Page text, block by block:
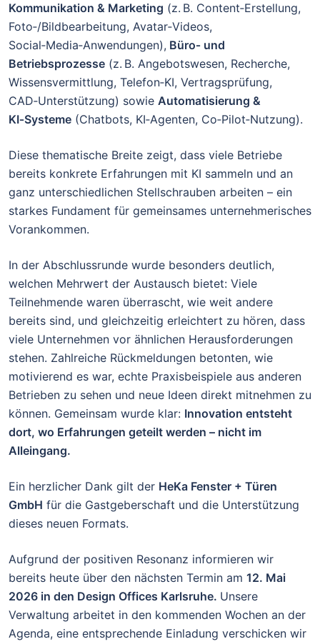
Kommunikation & Marketing (z. B. Content‑Erstellung,
Foto‑/Bildbearbeitung, Avatar‑Videos,
Social‑Media‑Anwendungen), Büro‑ und
Betriebsprozesse (z. B. Angebotswesen, Recherche,
Wissensvermittlung, Telefon‑KI, Vertragsprüfung,
CAD‑Unterstützung) sowie Automatisierung &
KI‑Systeme (Chatbots, KI‑Agenten, Co‑Pilot‑Nutzung).
Diese thematische Breite zeigt, dass viele Betriebe
bereits konkrete Erfahrungen mit KI sammeln und an
ganz unterschiedlichen Stellschrauben arbeiten – ein
starkes Fundament für gemeinsames unternehmerisches
Vorankommen.
In der Abschlussrunde wurde besonders deutlich,
welchen Mehrwert der Austausch bietet: Viele
Teilnehmende waren überrascht, wie weit andere
bereits sind, und gleichzeitig erleichtert zu hören, dass
viele Unternehmen vor ähnlichen Herausforderungen
stehen. Zahlreiche Rückmeldungen betonten, wie
motivierend es war, echte Praxisbeispiele aus anderen
Betrieben zu sehen und neue Ideen direkt mitnehmen zu
können. Gemeinsam wurde klar: Innovation entsteht
dort, wo Erfahrungen geteilt werden – nicht im
Alleingang.
Ein herzlicher Dank gilt der HeKa Fenster + Türen
GmbH für die Gastgeberschaft und die Unterstützung
dieses neuen Formats.
Aufgrund der positiven Resonanz informieren wir
bereits heute über den nächsten Termin am 12. Mai
2026 in den Design Offices Karlsruhe. Unsere
Verwaltung arbeitet in den kommenden Wochen an der
Agenda, eine entsprechende Einladung verschicken wir